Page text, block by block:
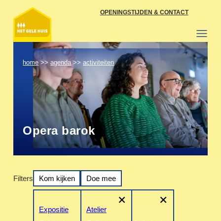
naar
inhoud
OPENINGSTIJDEN & CONTACT
home>>agenda>>activiteiten
Opera barok
Filters Kom kijken
+
Expositie
Doe mee
+
Atelier